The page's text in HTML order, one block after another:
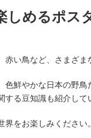
しめるポス
い鳥など、さまざま
鮮やかな日本の野鳥
る豆知識も紹介して
をお楽しみください。